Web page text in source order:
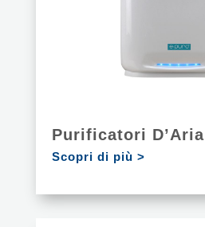
Purificatori D’Aria
Scopri di più >